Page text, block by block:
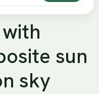
sun
sky